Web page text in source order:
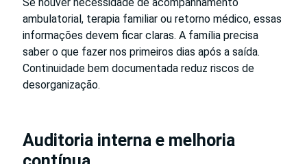
ambulatorial, terapia familiar ou retorno médico, essas
informações devem ficar claras. A família precisa
saber o que fazer nos primeiros dias após a saída.
Continuidade bem documentada reduz riscos de
desorganização.
Auditoria interna e melhoria